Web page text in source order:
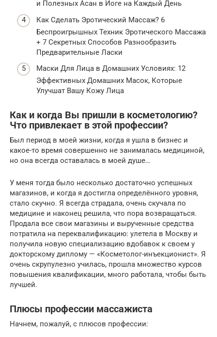
и Полезных Асан в Йоге на Каждый День
Как Сделать Эротический Массаж? 6
Беспроигрышных Техник Эротического Массажа
+ 7 Секретных Способов Разнообразить
Предварительные Ласки
Маски Для Лица в Домашних Условиях: 12
Эффективных Домашних Масок, Которые
Улучшат Вашу Кожу Лица
Как и когда Вы пришли в косметологию?
Что привлекает в этой профессии?
Был период в моей жизни, когда я ушла в бизнес и
какое-то время совершенно не занималась медициной,
но она всегда оставалась в моей душе…
У меня тогда было несколько достаточно успешных
магазинов, и когда я достигла определённого уровня,
стало скучно. Я всегда страдала, очень скучала по
медицине и наконец решила, что пора возвращаться.
Продала все свои магазины и вырученные средства
потратила на переквалификацию: улетела в Москву и
получила новую специализацию вдобавок к своем у
докторскому диплому — «Косметолог-инъекционист». Я
очень скрупулезно училась, прошла множество курсов
повышения квалификации, много работала, чтобы быть
лучшей.
Плюсы профессии массажиста
Начнем, пожалуй, с плюсов профессии: